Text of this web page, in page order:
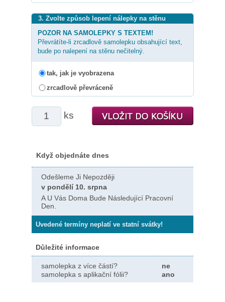
3. Zvolte způsob lepení nálepky na stěnu
POZOR NA SAMOLEPKY S TEXTEM!
Převrátíte-li zrcadlově samolepku obsahující text,
bude po nalepení na stěnu nečitelný.
tak, jak je vyobrazena
zrcadlově převráceně
ks
Když objednáte dnes
Odešleme Ji Nepozději
v pondělí 10. srpna
A U Vás Doma Bude Následující Pracovní
Den.
Uvedené termíny neplatí ve statní svátky!
Důležité informace
samolepka z více částí?
ne
samolepka s aplikační fólii?
ano